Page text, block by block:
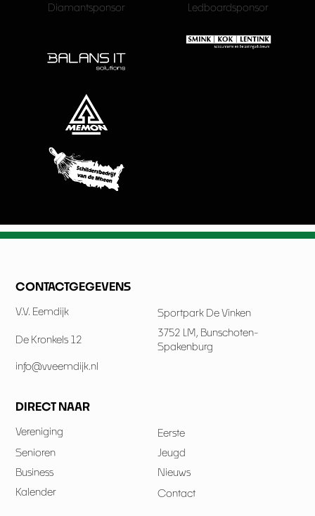
Diamantsponsor Ledboardsponsor
CONTACTGEGEVENS
V.V. Eemdijk Sportpark De Vinken
De Kronkels 12
3752 LM, Bunschoten-
Spakenburg
info@vveemdijk.nl
DIRECT NAAR
Vereniging
Eerste
Senioren
Jeugd
Business
Nieuws
Kalender
Contact